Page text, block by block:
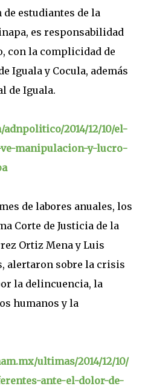
estudiantes de la
es responsabilidad
con la complicidad de
Iguala y Cocula, además
de Iguala.
2014/12/10/el-
manipulacion-y-lucro-
de labores anuales, los
Corte de Justicia de la
Ortiz Mena y Luis
alertaron sobre la crisis
la delincuencia, la
humanos y la
ultimas/2014/12/10/
ante-el-dolor-de-